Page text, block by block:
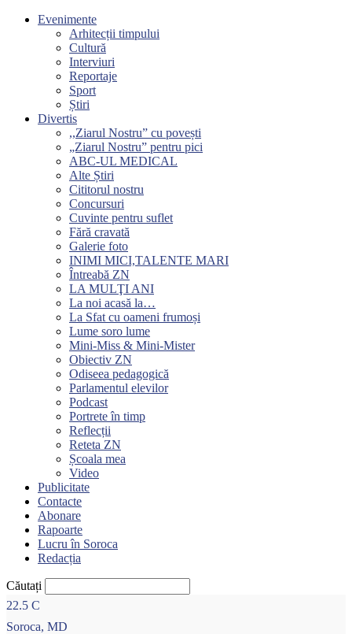
Evenimente
Arhitecții timpului
Cultură
Interviuri
Reportaje
Sport
Știri
Divertis
,,Ziarul Nostru” cu povești
„Ziarul Nostru” pentru pici
ABC-UL MEDICAL
Alte Știri
Cititorul nostru
Concursuri
Cuvinte pentru suflet
Fără cravată
Galerie foto
INIMI MICI,TALENTE MARI
Întreabă ZN
LA MULŢI ANI
La noi acasă la…
La Sfat cu oameni frumoși
Lume soro lume
Mini-Miss & Mini-Mister
Obiectiv ZN
Odiseea pedagogică
Parlamentul elevilor
Podcast
Portrete în timp
Reflecții
Reteta ZN
Școala mea
Video
Publicitate
Contacte
Abonare
Rapoarte
Lucru în Soroca
Redacția
Căutați
22.5 C
Soroca, MD